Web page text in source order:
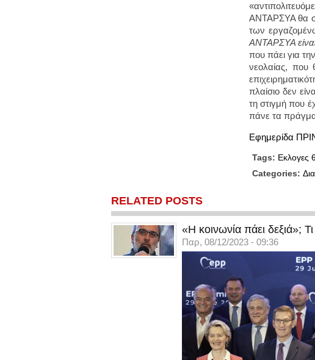
ΑΝΤΑΡΣΥΑ θα
των
ΑΝΤΑΡΣΥΑ
που πάει για
νεολαίας, που
πλαίσιο δεν
τη στιγμή που
πάνε τα
Εφημερίδα
Tags: Εκλογες
Categories:
RELATED POSTS
«Η κοινωνία πάει δεξιά»;
Παρ, 08/12/2023 - 09:36